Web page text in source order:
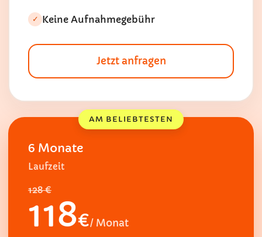
✓ Keine Aufnahmegebühr
Jetzt anfragen
AM BELIEBTESTEN
6 Monate
Laufzeit
128 €
118€/ Monat